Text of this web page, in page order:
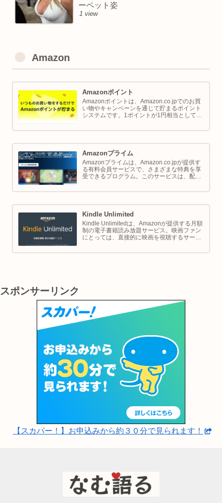
ーペット姿
1 view
Amazon
Amazonポイント
Amazonポイントは、Amazon.co.jpでのお買
い物やキャンペーンを通じて貯まるポイント
システムです。1ポイントが1円相当として、
では Amazon ポイントの使い方と貯め方を解
Amazonプライム
Amazonプライムは、Amazon.co.jpが提供す
る有料会員サービスで、さまざまな特典を享
受できるプログラム。このサービスは、配送
実、さらには限定割引までをカバーし、日常
Kindle Unlimited
Kindle Unlimitedは、Amazonが提供する月額
制の電子書籍読み放題サービス。映画ファン
にとっては、直接的に映画を視聴するサービ
理解し、楽しむための間接的なツールとして
スポンサーリンク
【スカパー！】お申込みから約３０分で見られます！